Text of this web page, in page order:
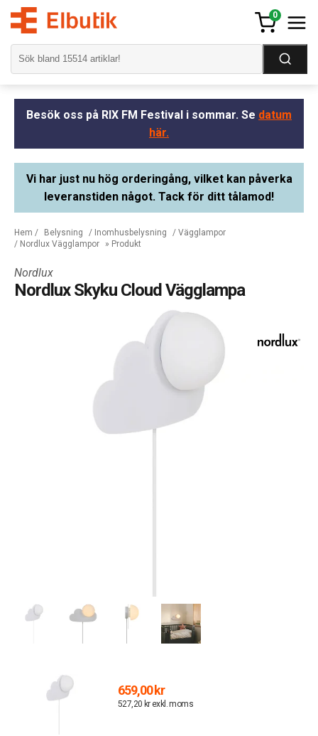
0
Besök oss på RIX FM Festival i sommar. Se datum
här.
Vi har just nu hög orderingång, vilket kan påverka
leveranstiden något. Tack för ditt tålamod!
Hem / Belysning / Inomhusbelysning / Vägglampor
/ Nordlux Vägglampor » Produkt
Nordlux
Nordlux Skyku Cloud Vägglampa
659,00 kr
527,20 kr exkl. moms